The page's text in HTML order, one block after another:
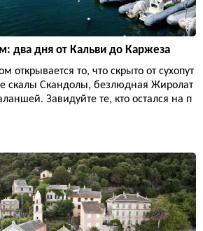
два дня от Кальви до Каржеза
открывается то, что скрыто от сухопут
скалы Скандолы, безлюдная Жиролат
Завидуйте те, кто остался на п